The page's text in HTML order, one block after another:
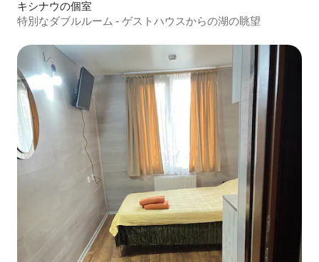
キシナウの個室
特別なダブルルーム - ゲストハウスからの湖の眺望